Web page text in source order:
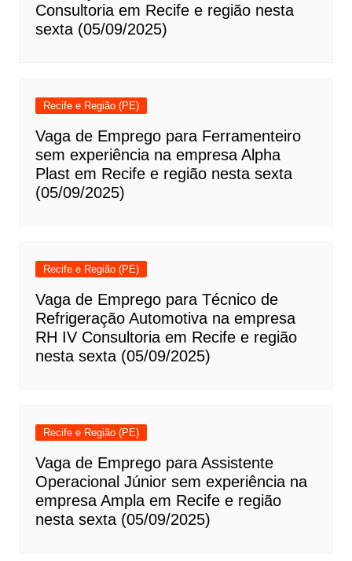
Consultoria em Recife e região nesta
sexta (05/09/2025)
Recife e Região (PE)
Vaga de Emprego para Ferramenteiro
sem experiência na empresa Alpha
Plast em Recife e região nesta sexta
(05/09/2025)
Recife e Região (PE)
Vaga de Emprego para Técnico de
Refrigeração Automotiva na empresa
RH IV Consultoria em Recife e região
nesta sexta (05/09/2025)
Recife e Região (PE)
Vaga de Emprego para Assistente
Operacional Júnior sem experiência na
empresa Ampla em Recife e região
nesta sexta (05/09/2025)